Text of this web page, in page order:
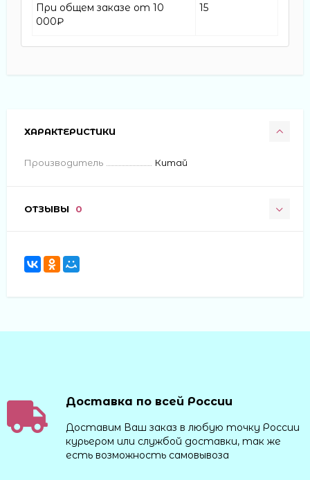
При общем заказе от 10
000₽
15
ХАРАКТЕРИСТИКИ
Производитель Китай
ОТЗЫВЫ 0
Доставка по всей России
Доставим Ваш заказ в любую точку России
курьером или службой доставки, так же
есть возможность самовывоза